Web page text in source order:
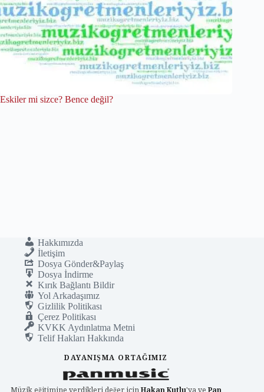
Eskiler mi sizce? Bence değil?
Hakkımızda
İletişim
Dosya Gönder&Paylaş
Dosya İndirme
Kırık Bağlantı Bildir
Yol Arkadaşımız
Gizlilik Politikası
Çerez Politikası
KVKK Aydınlatma Metni
Telif Hakları Hakkında
DAYANIŞMA ORTAĞIMIZ
Müzik eğitimine verdikleri değer içinHakan Kutlu'ya vePan